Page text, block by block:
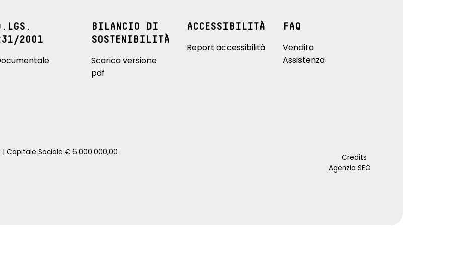
2001
BILANCIO DI
SOSTENIBILITÀ
Scarica versione
pdf
ACCESSIBILITÀ
Report accessibilità
FAQ
Vendita
Assistenza
| Capitale Sociale € 6.000.000,00
Credits
Agenzia SEO
della tua auto senza impegno